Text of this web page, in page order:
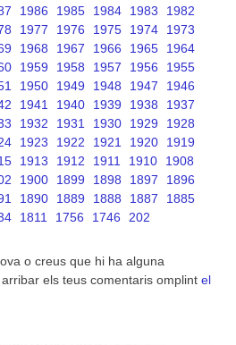
1986 1985 1984 1983
1982
1977 1976 1975 1974
1973
1968 1967 1966 1965
1964
1959 1958 1957 1956
1955
1950 1949 1948 1947
1946
1941 1940 1939 1938
1937
1932 1931 1930 1929
1928
1923 1922 1921 1920
1919
1913 1912 1911 1910
1908
1900 1899 1898 1897
1896
1890 1889 1888 1887
1885
1811 1756 1746 202
o creus que hi ha alguna
els teus comentaris omplint el